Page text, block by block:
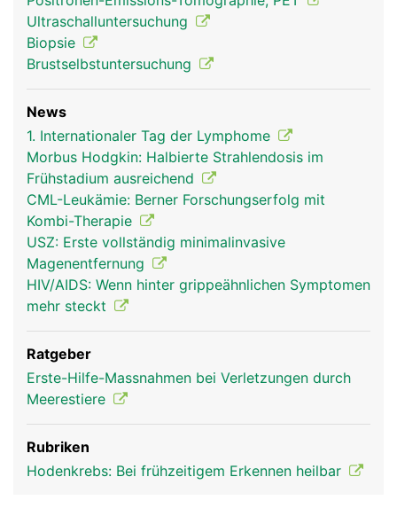
Ultraschalluntersuchung
Biopsie
Brustselbstuntersuchung
News
1. Internationaler Tag der Lymphome
Morbus Hodgkin: Halbierte Strahlendosis im
Frühstadium ausreichend
CML-Leukämie: Berner Forschungserfolg mit
Kombi-Therapie
USZ: Erste vollständig minimalinvasive
Magenentfernung
HIV/AIDS: Wenn hinter grippeähnlichen Symptomen
mehr steckt
Ratgeber
Erste-Hilfe-Massnahmen bei Verletzungen durch
Meerestiere
Rubriken
Hodenkrebs: Bei frühzeitigem Erkennen heilbar